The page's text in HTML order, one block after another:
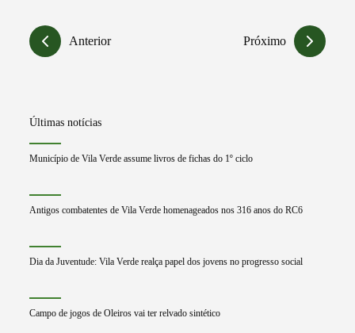
Anterior Próximo
Últimas notícias
Município de Vila Verde assume livros de fichas do 1º ciclo
Antigos combatentes de Vila Verde homenageados nos 316 anos do RC6
Dia da Juventude: Vila Verde realça papel dos jovens no progresso social
Campo de jogos de Oleiros vai ter relvado sintético